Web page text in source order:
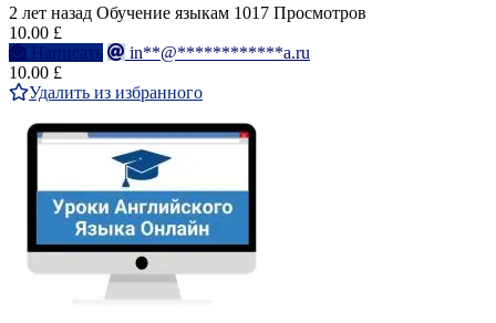
2 лет назад Обучение языкам 1017 Просмотров
10.00 £
Написать
in**@************a.ru
10.00 £
Удалить из избранного